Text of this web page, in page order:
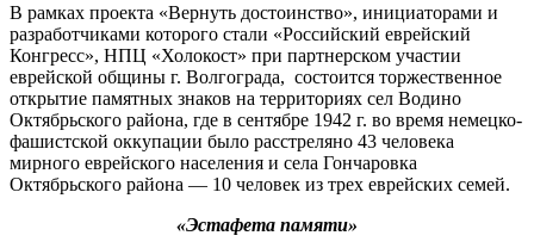
В рамках проекта «Вернуть достоинство», инициаторами и
разработчиками которого стали «Российский еврейский
Конгресс», НПЦ «Холокост» при партнерском участии
еврейской общины г. Волгограда, состоится торжественное
открытие памятных знаков на территориях сел Водино
Октябрьского района, где в сентябре 1942 г. во время немецко-
фашистской оккупации было расстреляно 43 человека
мирного еврейского населения и села Гончаровка
Октябрьского района — 10 человек из трех еврейских семей.
«Эстафета памяти»